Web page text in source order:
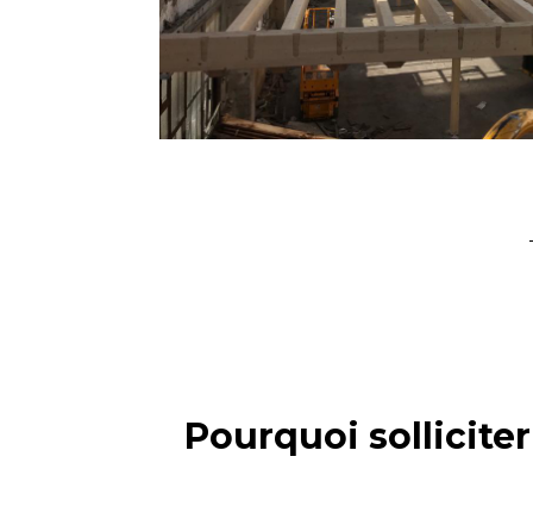
Pourquoi